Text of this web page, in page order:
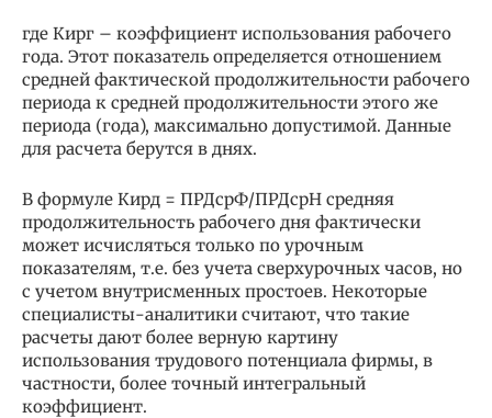
где Кирг – коэффициент использования рабочего
года. Этот показатель определяется отношением
средней фактической продолжительности рабочего
периода к средней продолжительности этого же
периода (года), максимально допустимой. Данные
для расчета берутся в днях.
В формуле Кирд = ПРДсрФ/ПРДсрН средняя
продолжительность рабочего дня фактически
может исчисляться только по урочным
показателям, т.е. без учета сверхурочных часов, но
с учетом внутрисменных простоев. Некоторые
специалисты-аналитики считают, что такие
расчеты дают более верную картину
использования трудового потенциала фирмы, в
частности, более точный интегральный
коэффициент.